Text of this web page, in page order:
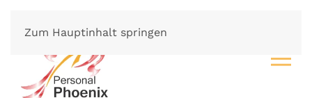
Zum Hauptinhalt springen